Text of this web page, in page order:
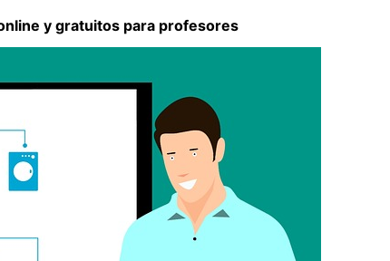
y gratuitos para profesores